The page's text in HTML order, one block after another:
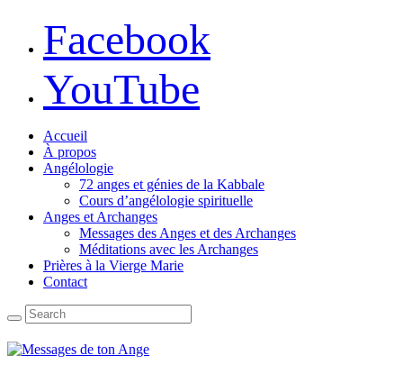
Facebook
YouTube
Accueil
À propos
Angélologie
72 anges et génies de la Kabbale
Cours d’angélologie spirituelle
Anges et Archanges
Messages des Anges et des Archanges
Méditations avec les Archanges
Prières à la Vierge Marie
Contact